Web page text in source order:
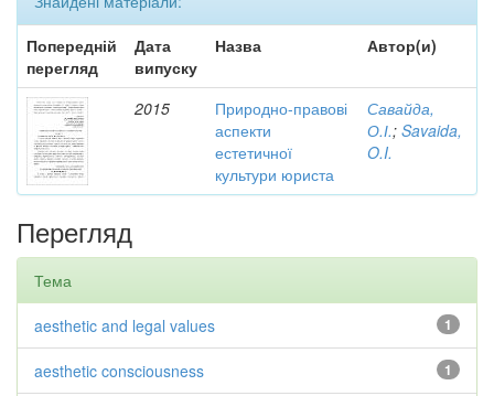
Попередній
перегляд
Дата
випуску
Назва Автор(и)
2015
Природно-правові
аспекти
естетичної
культури юриста
Савайда,
О.І.; Savaida,
O.I.
Перегляд
Тема
1
aesthetic and legal values
1
aesthetic consciousness